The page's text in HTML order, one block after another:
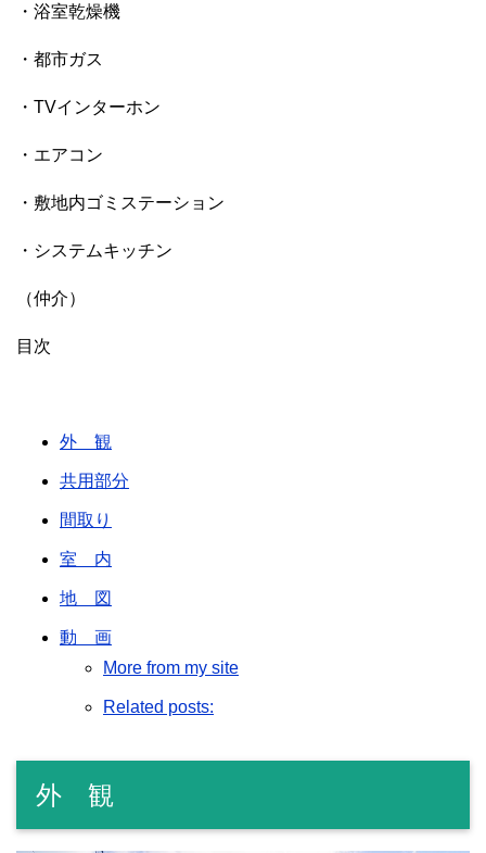
・浴室乾燥機
・都市ガス
・TVインターホン
・エアコン
・敷地内ゴミステーション
・システムキッチン
（仲介）
目次
外 観
共用部分
間取り
室 内
地 図
動 画
More from my site
Related posts:
外 観